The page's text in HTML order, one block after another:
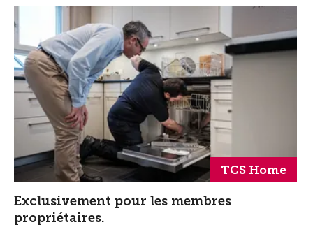
TCS Home
Exclusivement pour les membres
propriétaires.